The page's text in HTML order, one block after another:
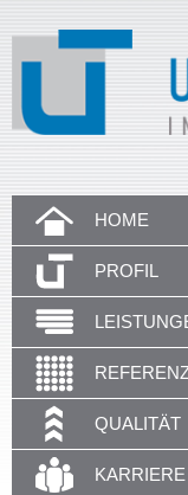
HOME
PROFIL
QUALITÄT
KARRIERE